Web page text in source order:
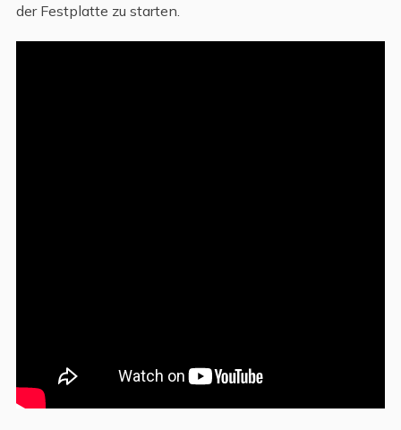
der Festplatte zu starten.